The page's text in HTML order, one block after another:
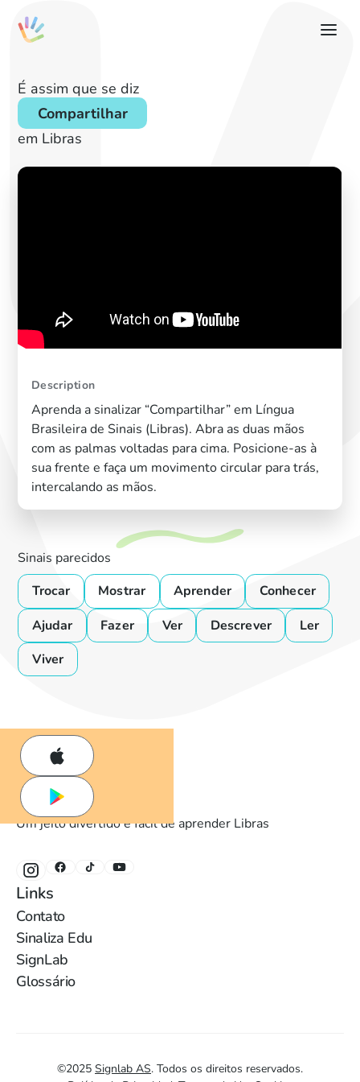
É assim que se diz
Compartilhar
em Libras
Description
Aprenda a sinalizar “Compartilhar” em Língua
Brasileira de Sinais (Libras). Abra as duas mãos
com as palmas voltadas para cima. Posicione-as à
sua frente e faça um movimento circular para trás,
intercalando as mãos.
Sinais parecidos
Trocar
Mostrar Aprender
Conhecer
Ajudar
Fazer Ver Descrever
Ler
Viver
Um jeito divertido e fácil de aprender Libras
Links
Contato
Sinaliza Edu
SignLab
Glossário
©2025 Signlab AS. Todos os direitos reservados.